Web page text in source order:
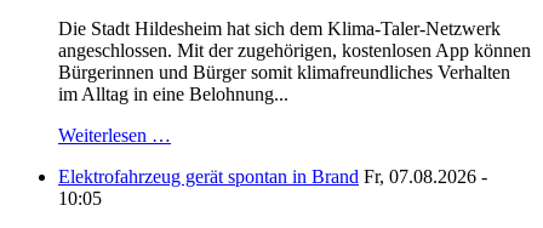
Die Stadt Hildesheim hat sich dem Klima-Taler-Netzwerk
angeschlossen. Mit der zugehörigen, kostenlosen App können
Bürgerinnen und Bürger somit klimafreundliches Verhalten
im Alltag in eine Belohnung...
Weiterlesen …
Elektrofahrzeug gerät spontan in Brand Fr, 07.08.2026 -
10:05